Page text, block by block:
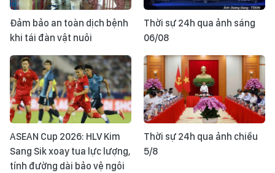
Đảm bảo an toàn dịch bệnh
khi tái đàn vật nuôi
Thời sự 24h qua ảnh sáng
06/08
ASEAN Cup 2026: HLV Kim
Sang Sik xoay tua lực lượng,
tính đường dài bảo vệ ngôi
Thời sự 24h qua ảnh chiều
5/8